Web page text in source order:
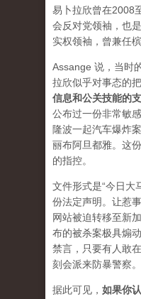
易卜拉欣曾在2008
会反对党领袖，也
实权领袖，曾兼任
Assange 说，当时
拉欣似乎对事态的
信息和公关技能的
公布过一份非常敏
隆波一起汽车爆炸
丽布阿旦都雅。这
的指控。
文件形式是“今日大
份法定声明。让惹
网站被迫转移至新
布的被杀案极具煽
禁言，只要有人敢
刻会派来防暴警察。
据此可见， 如果你